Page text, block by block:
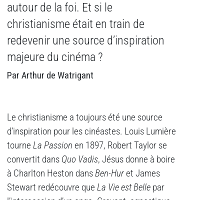
autour de la foi. Et si le
christianisme était en train de
redevenir une source d’inspiration
majeure du cinéma ?
Par Arthur de Watrigant
Le christianisme a toujours été une source
d’inspiration pour les cinéastes. Louis Lumière
tourne La Passion en 1897, Robert Taylor se
convertit dans Quo Vadis, Jésus donne à boire
à Charlton Heston dansBen-Hur et James
Stewart redécouvre que La Vie est Belle par